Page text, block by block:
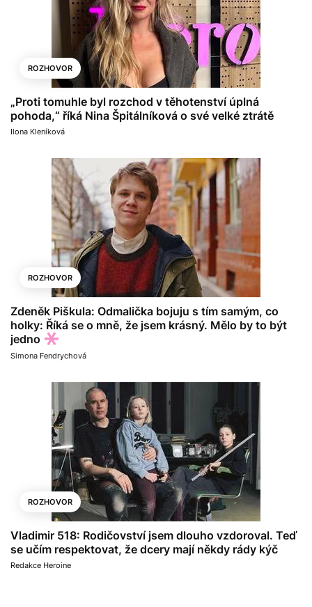
ROZHOVOR
„Proti tomuhle byl rozchod v těhotenství úplná
pohoda,“ říká Nina Špitálníková o své velké ztrátě
Ilona Kleníková
ROZHOVOR
Zdeněk Piškula: Odmalička bojuju s tím samým, co
holky: Říká se o mně, že jsem krásný. Mělo by to být
jedno
Simona Fendrychová
ROZHOVOR
Vladimir 518: Rodičovství jsem dlouho vzdoroval. Teď
se učím respektovat, že dcery mají někdy rády kýč
Redakce Heroine